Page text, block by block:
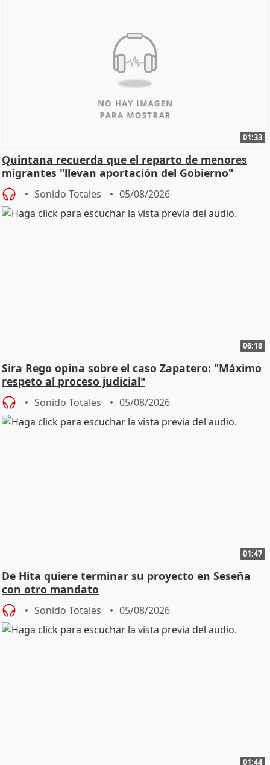
01:33
Quintana recuerda que el reparto de menores
migrantes "llevan aportación del Gobierno"
central
Sonido Totales 05/08/2026
06:18
Sira Rego opina sobre el caso Zapatero: "Máximo
respeto al proceso judicial"
Sonido Totales 05/08/2026
01:47
De Hita quiere terminar su proyecto en Seseña
con otro mandato
Sonido Totales 05/08/2026
01:44